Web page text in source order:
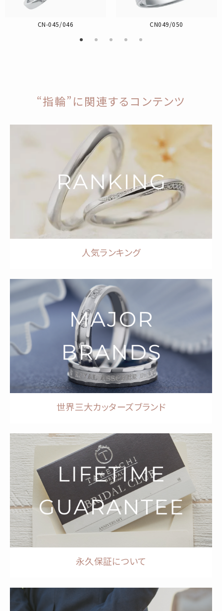
CN-045/046 CN049/050
“指輪”に関連するコンテンツ
人気ランキング
世界三大カッターズブランド
永久保証について